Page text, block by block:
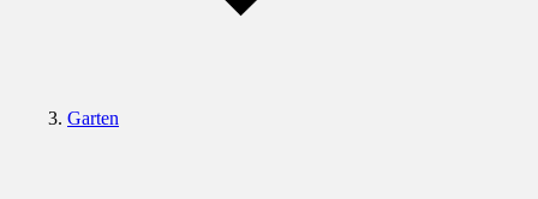
Garten